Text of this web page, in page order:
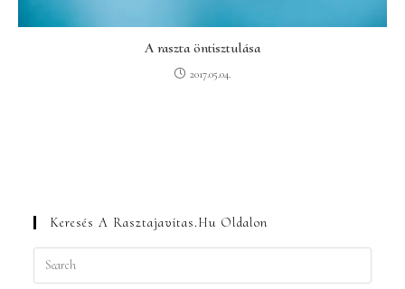
A raszta öntisztulása
2017.05.04.
Keresés A Rasztajavitas.hu Oldalon
Escape